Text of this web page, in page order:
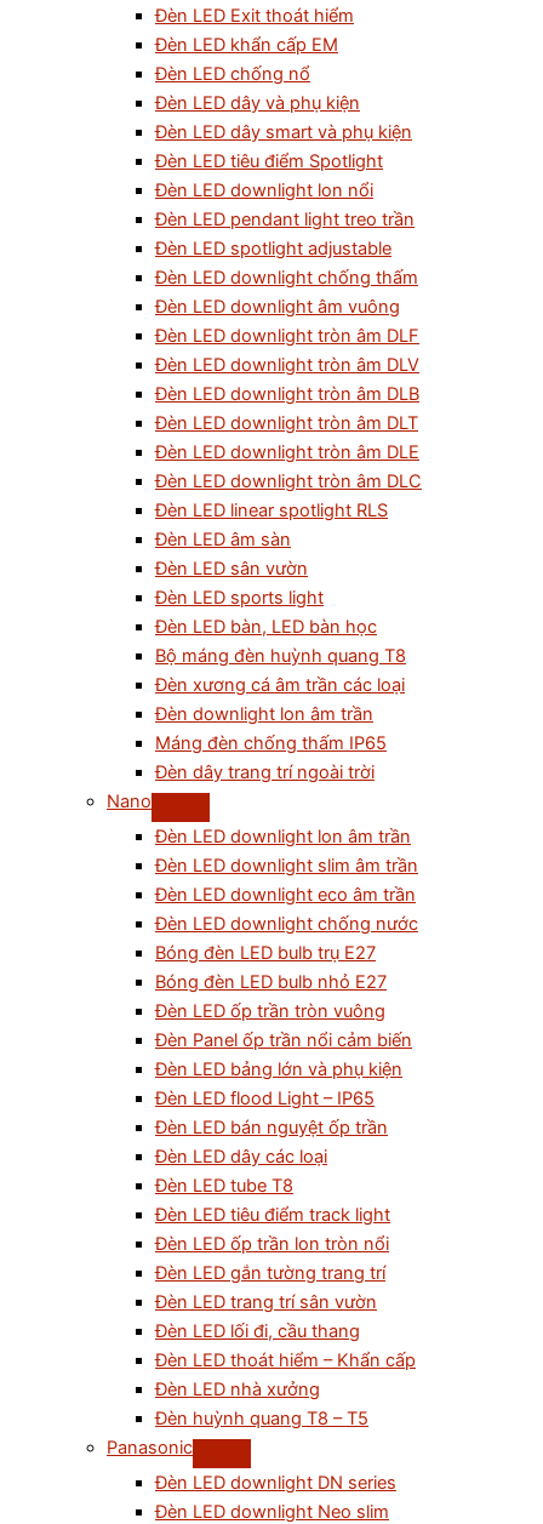
Đèn LED Exit thoát hiểm
Đèn LED khẩn cấp EM
Đèn LED chống nổ
Đèn LED dây và phụ kiện
Đèn LED dây smart và phụ kiện
Đèn LED tiêu điểm Spotlight
Đèn LED downlight lon nổi
Đèn LED pendant light treo trần
Đèn LED spotlight adjustable
Đèn LED downlight chống thấm
Đèn LED downlight âm vuông
Đèn LED downlight tròn âm DLF
Đèn LED downlight tròn âm DLV
Đèn LED downlight tròn âm DLB
Đèn LED downlight tròn âm DLT
Đèn LED downlight tròn âm DLE
Đèn LED downlight tròn âm DLC
Đèn LED linear spotlight RLS
Đèn LED âm sàn
Đèn LED sân vườn
Đèn LED sports light
Đèn LED bàn, LED bàn học
Bộ máng đèn huỳnh quang T8
Đèn xương cá âm trần các loại
Đèn downlight lon âm trần
Máng đèn chống thấm IP65
Đèn dây trang trí ngoài trời
Nano
Đèn LED downlight lon âm trần
Đèn LED downlight slim âm trần
Đèn LED downlight eco âm trần
Đèn LED downlight chống nước
Bóng đèn LED bulb trụ E27
Bóng đèn LED bulb nhỏ E27
Đèn LED ốp trần tròn vuông
Đèn Panel ốp trần nổi cảm biến
Đèn LED bảng lớn và phụ kiện
Đèn LED flood Light – IP65
Đèn LED bán nguyệt ốp trần
Đèn LED dây các loại
Đèn LED tube T8
Đèn LED tiêu điểm track light
Đèn LED ốp trần lon tròn nổi
Đèn LED gắn tường trang trí
Đèn LED trang trí sân vườn
Đèn LED lối đi, cầu thang
Đèn LED thoát hiểm – Khẩn cấp
Đèn LED nhà xưởng
Đèn huỳnh quang T8 – T5
Panasonic
Đèn LED downlight DN series
Đèn LED downlight Neo slim